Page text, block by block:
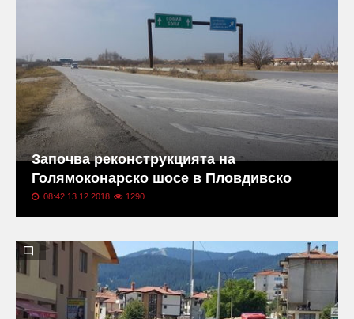
Започва реконструкцията на
Голямоконарско шосе в Пловдивско
08:42 13.12.2018 1290